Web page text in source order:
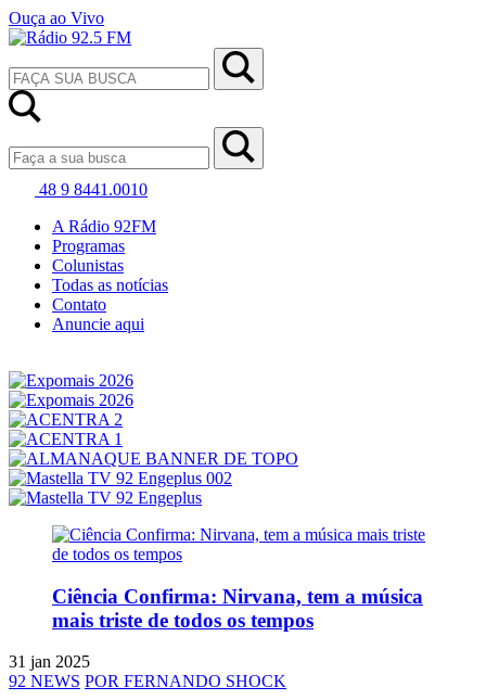
Ouça ao Vivo
48 9 8441.0010
A Rádio 92FM
Programas
Colunistas
Todas as notícias
Contato
Anuncie aqui
Ciência Confirma: Nirvana, tem a música
mais triste de todos os tempos
31 jan 2025
92 NEWS POR FERNANDO SHOCK